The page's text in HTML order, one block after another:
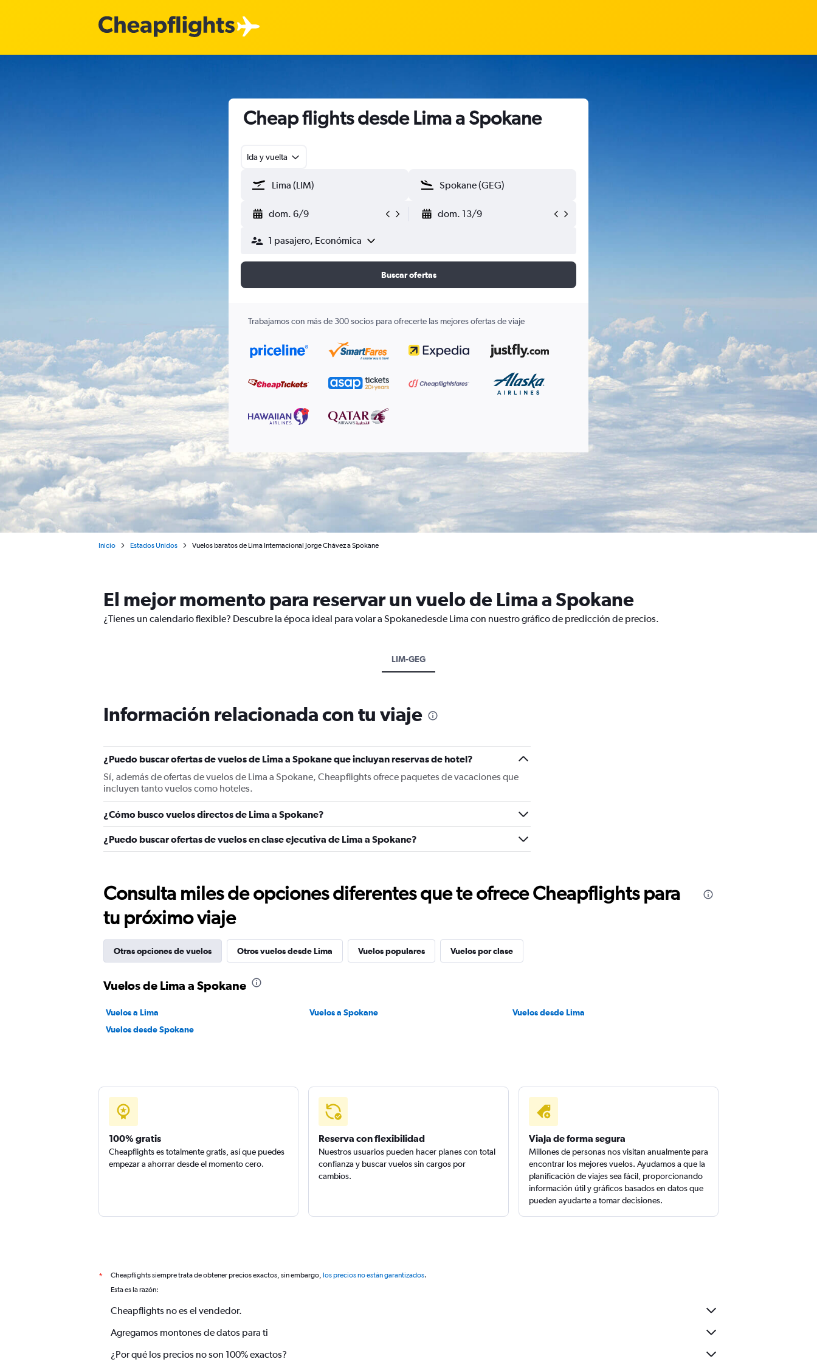
Cheap flights desde Lima a Spokane
Ida y vuelta
dom. 6/9 dom. 13/9
1 pasajero, Económica
Buscar ofertas
Trabajamos con más de 300 socios para ofrecerte las mejores ofertas de viaje
Inicio Estados Unidos Vuelos baratos de Lima Internacional Jorge Chávez a Spokane
El mejor momento para reservar un vuelo de Lima a Spokane
¿Tienes un calendario flexible? Descubre la época ideal para volar a Spokanedesde Lima con nuestro gráfico de predicción de precios.
LIM-GEG
Información relacionada con tu viaje
¿Puedo buscar ofertas de vuelos de Lima a Spokane que incluyan reservas de hotel?
Sí, además de ofertas de vuelos de Lima a Spokane, Cheapflights ofrece paquetes de vacaciones que
incluyen tanto vuelos como hoteles.
¿Cómo busco vuelos directos de Lima a Spokane?
¿Puedo buscar ofertas de vuelos en clase ejecutiva de Lima a Spokane?
Consulta miles de opciones diferentes que te ofrece Cheapflights para
tu próximo viaje
Otras opciones de vuelos Otros vuelos desde Lima Vuelos populares Vuelos por clase
Vuelos de Lima a Spokane
Vuelos a Lima Vuelos a Spokane
Vuelos desde Lima
Vuelos desde Spokane
100% gratis
Cheapflights es totalmente gratis, así que puedes
empezar a ahorrar desde el momento cero.
Reserva con flexibilidad
Nuestros usuarios pueden hacer planes con total
confianza y buscar vuelos sin cargos por
cambios.
Viaja de forma segura
Millones de personas nos visitan anualmente para
encontrar los mejores vuelos. Ayudamos a que la
planificación de viajes sea fácil, proporcionando
información útil y gráficos basados en datos que
pueden ayudarte a tomar decisiones.
* Cheapflights siempre trata de obtener precios exactos, sin embargo, los precios no están garantizados.
Esta es la razón:
Cheapflights no es el vendedor.
Agregamos montones de datos para ti
¿Por qué los precios no son 100% exactos?